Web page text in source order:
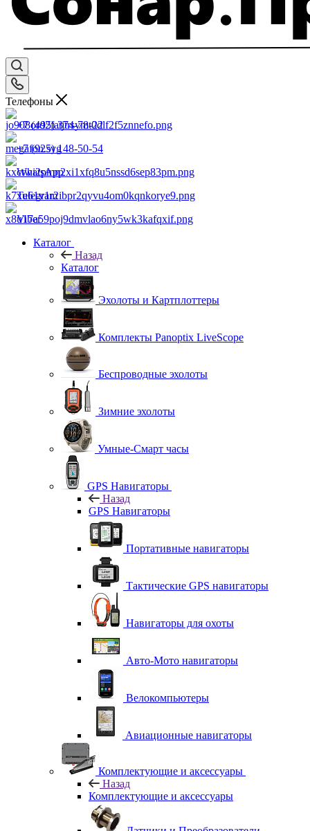
Телефоны
+7 (495) 374-78-22
+7 (925) 148-50-54
WhatsApp
Telegram
Viber
Каталог
Назад
Каталог
Эхолоты и Картплоттеры
Комплекты Panoptix LiveScope
Беспроводные эхолоты
Зимние эхолоты
Умные-Смарт часы
GPS Навигаторы
Назад
GPS Навигаторы
Портативные навигаторы
Тактические GPS навигаторы
Навигаторы для охоты
Авто-Мото навигаторы
Велокомпьютеры
Авиационные навигаторы
Комплектующие и аксессуары
Назад
Комплектующие и аксессуары